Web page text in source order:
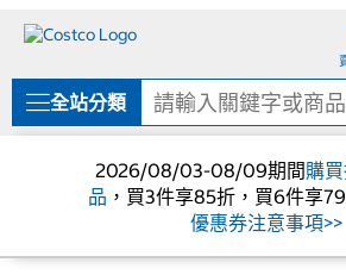
單
全站分類
2026/08/03-08/09期間購
品 ，買3件享85折，買6件享
優惠券注意事項>>